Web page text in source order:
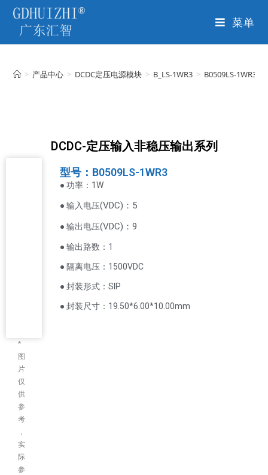
菜单
> 产品中心 > DCDC定压电源模块 > B_LS-1WR3 > B0509LS-1WR3
DCDC-定压输入非稳压输出系列
*
图
片
仅
供
参
考
，
实
际
参
型号：B0509LS-1WR3
● 功率：1W
● 输入电压(VDC)：5
● 输出电压(VDC) ：9
● 输出路数：1
● 隔离电压：1500VDC
● 封装形式：SIP
● 封装尺寸：19.50*6.00*10.00mm